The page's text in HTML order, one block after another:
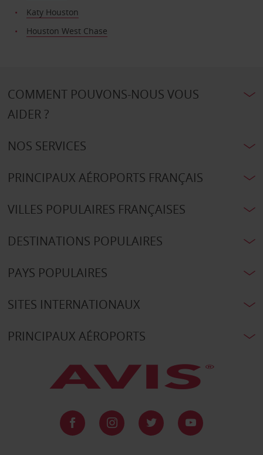
Katy Houston
Houston West Chase
COMMENT POUVONS-NOUS VOUS
AIDER ?
NOS SERVICES
PRINCIPAUX AÉROPORTS FRANÇAIS
VILLES POPULAIRES FRANÇAISES
DESTINATIONS POPULAIRES
PAYS POPULAIRES
SITES INTERNATIONAUX
PRINCIPAUX AÉROPORTS